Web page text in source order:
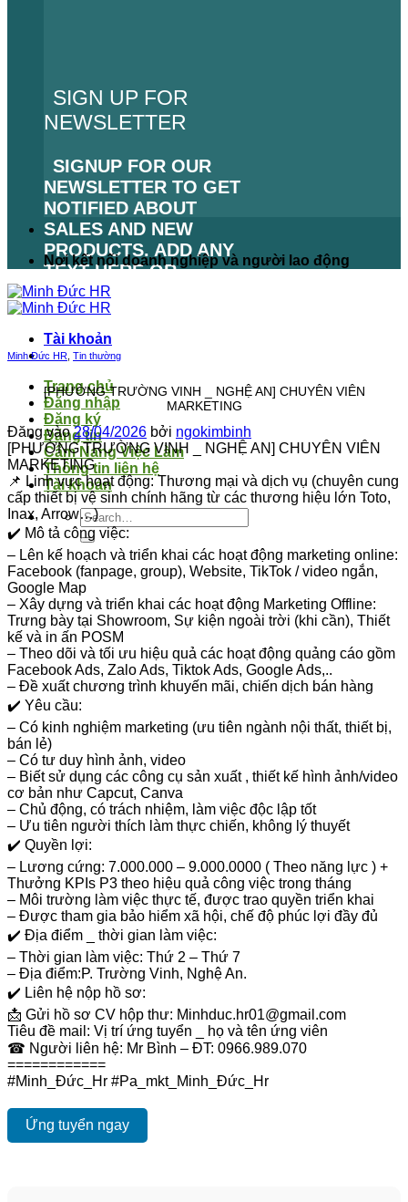
SIGN UP FOR
NEWSLETTER
SIGNUP FOR OUR
NEWSLETTER TO GET
NOTIFIED ABOUT
SALES AND NEW
PRODUCTS. ADD ANY
TEXT HERE OR
REMOVE IT.
LỖI:KHÔNG TÌM THẤY
BIỂU MẪU LIÊN HỆ.
Nơi kết nối doanh nghiệp và người lao động
Tài khoản
Trang chủ
Đăng nhập
Đăng ký
Đăng tin
Cẩm Nang Việc Làm
Thông tin liên hệ
Tài khoản
Minh Đức HR Tin thường
[PHƯỜNG TRƯỜNG VINH _ NGHỆ AN] CHUYÊN VIÊN
MARKETING
Đăng vào28/04/2026 bởi ngokimbinh
[PHƯỜNG TRƯỜNG VINH _ NGHỆ AN] CHUYÊN VIÊN
MARKETING
📌 Linh vực hoạt động: Thương mại và dịch vụ (chuyên cung
cấp thiết bị vệ sinh chính hãng từ các thương hiệu lớn Toto,
Inax, Arrow…)
✔️ Mô tả công việc:
– Lên kế hoạch và triển khai các hoạt động marketing online:
Facebook (fanpage, group), Website, TikTok / video ngắn,
Google Map
– Xây dựng và triển khai các hoạt động Marketing Offline:
Trưng bày tại Showroom, Sự kiện ngoài trời (khi cần), Thiết
kế và in ấn POSM
– Theo dõi và tối ưu hiệu quả các hoạt động quảng cáo gồm
Facebook Ads, Zalo Ads, Tiktok Ads, Google Ads,..
– Đề xuất chương trình khuyến mãi, chiến dịch bán hàng
✔️ Yêu cầu:
– Có kinh nghiệm marketing (ưu tiên ngành nội thất, thiết bị,
bán lẻ)
– Có tư duy hình ảnh, video
– Biết sử dụng các công cụ sản xuất , thiết kế hình ảnh/video
cơ bản như Capcut, Canva
– Chủ động, có trách nhiệm, làm việc độc lập tốt
– Ưu tiên người thích làm thực chiến, không lý thuyết
✔️ Quyền lợi:
– Lương cứng: 7.000.000 – 9.000.0000 ( Theo năng lực ) +
Thưởng KPIs P3 theo hiệu quả công việc trong tháng
– Môi trường làm việc thực tế, được trao quyền triển khai
– Được tham gia bảo hiểm xã hội, chế độ phúc lợi đầy đủ
✔️ Địa điểm _ thời gian làm việc:
– Thời gian làm việc: Thứ 2 – Thứ 7
– Địa điểm:P. Trường Vinh, Nghệ An.
✔️ Liên hệ nộp hồ sơ:
📩 Gửi hồ sơ CV hộp thư: Minhduc.hr01@gmail.com
Tiêu đề mail: Vị trí ứng tuyển _ họ và tên ứng viên
☎ Người liên hệ: Mr Bình – ĐT: 0966.989.070
============
#Minh_Đức_Hr #Pa_mkt_Minh_Đức_Hr
Ứng tuyển ngay